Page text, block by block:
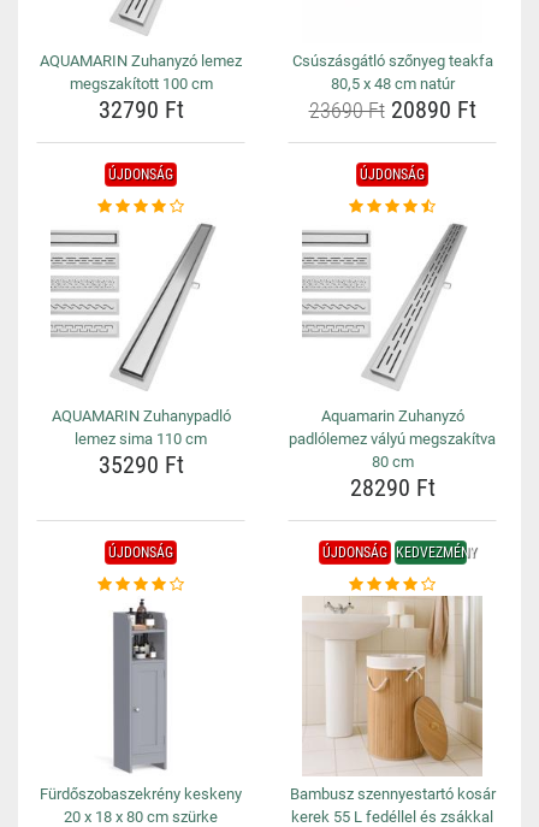
AQUAMARIN Zuhanyzó lemez
megszakított 100 cm
32790 Ft
Csúszásgátló szőnyeg teakfa
80,5 x 48 cm natúr
23690 Ft20890 Ft
ÚJDONSÁG
AQUAMARIN Zuhanypadló
lemez sima 110 cm
35290 Ft
ÚJDONSÁG
Aquamarin Zuhanyzó
padlólemez vályú megszakítva
80 cm
28290 Ft
ÚJDONSÁG
Fürdőszobaszekrény keskeny
20 x 18 x 80 cm szürke
ÚJDONSÁG KEDVEZMÉNY
Bambusz szennyestartó kosár
kerek 55 L fedéllel és zsákkal